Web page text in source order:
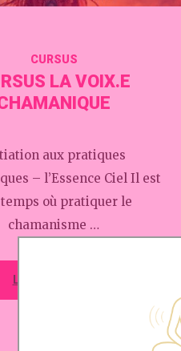
CURSUS
LA VOIX.E
aux pratiques
– l’Essence Ciel Il est
où pratiquer le
chamanisme …
LIRE LA SUITE